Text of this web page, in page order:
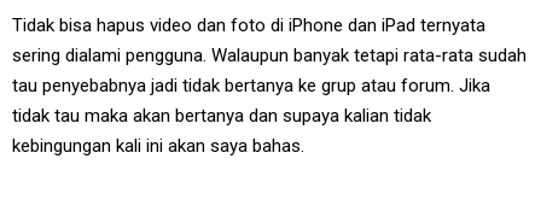
Tidak bisa hapus video dan foto di iPhone dan iPad ternyata
sering dialami pengguna. Walaupun banyak tetapi rata-rata sudah
tau penyebabnya jadi tidak bertanya ke grup atau forum. Jika
tidak tau maka akan bertanya dan supaya kalian tidak
kebingungan kali ini akan saya bahas.